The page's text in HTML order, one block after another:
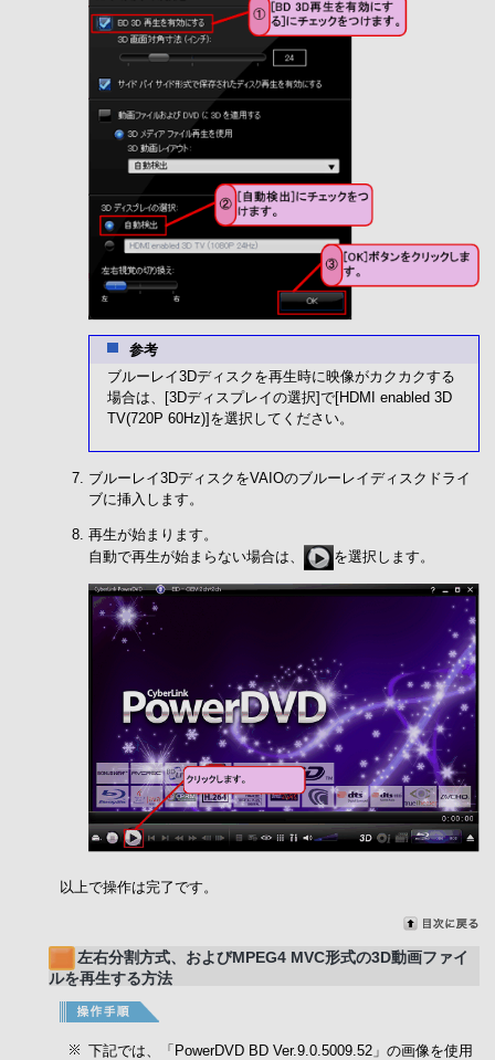
参考
ブルーレイ3Dディスクを再生時に映像がカクカクする
場合は、[3Dディスプレイの選択]で[HDMI enabled 3D
TV(720P 60Hz)]を選択してください。
ブルーレイ3DディスクをVAIOのブルーレイディスクドライ
ブに挿入します。
再生が始まります。
自動で再生が始まらない場合は、
を選択します。
以上で操作は完了です。
左右分割方式、およびMPEG4 MVC形式の3D動画ファイ
ルを再生する方法
下記では、「PowerDVD BD Ver.9.0.5009.52」の画像を使用